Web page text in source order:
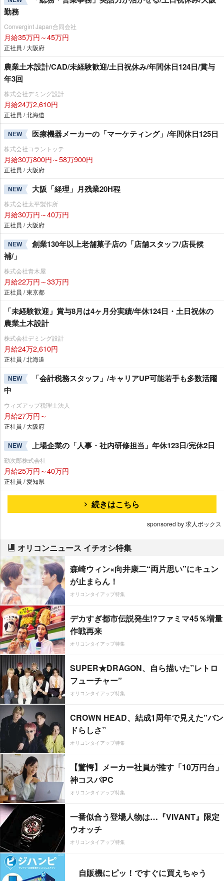
勤務
Convergint Japan合同会社
月給35万円～45万円
正社員 / 大阪府
農業土木設計/CAD/未経験歓迎/土日祝休み/年間休日124日/賞与
年3回
株式会社デミング設計
月給24万2,610円
正社員 / 北海道
NEW 医療機器メーカーの「マーケティング」/年間休日125日
株式会社コラントッテ
月給30万800円～58万900円
正社員 / 大阪府
NEW 大阪「経理」月残業20H程
株式会社太平製作所
月給30万円～40万円
正社員 / 大阪府
NEW
創業130年以上老舗菓子店の「店舗スタッフ/店長候
補/」
株式会社青木屋
月給22万円～33万円
正社員 / 東京都
「未経験歓迎」賞与8月は4ヶ月分実績/年休124日・土日祝休の
農業土木設計
株式会社デミング設計
月給24万2,610円
正社員 / 北海道
NEW
「会計税務スタッフ」/キャリアUP可能若手も多数活躍
中
ウィズアップ税理士法人
月給27万円～
正社員 / 大阪府
NEW 上場企業の「人事・社内研修担当」年休123日/完休2日
勤次郎株式会社
月給25万円～40万円
正社員 / 愛知県
続きはこちら
sponsored by 求人ボックス
オリコンニュース イチオシ特集
森崎ウィン×向井康二“両片思い”にキュン
が止まらん！
オリコンタイアップ特集
デカすぎ都市伝説発生!?ファミマ45％増量
作戦再来
オリコンタイアップ特集
SUPER★DRAGON、自ら描いた”レトロ
フューチャー”
オリコンタイアップ特集
CROWN HEAD、結成1周年で見えた”バン
ドらしさ”
オリコンタイアップ特集
【驚愕】メーカー社員が推す「10万円台」
神コスパPC
オリコンタイアップ特集
一番似合う登場人物は…『VIVANT』限定
ウオッチ
オリコンタイアップ特集
自販機にピッ！ですぐに買えちゃう